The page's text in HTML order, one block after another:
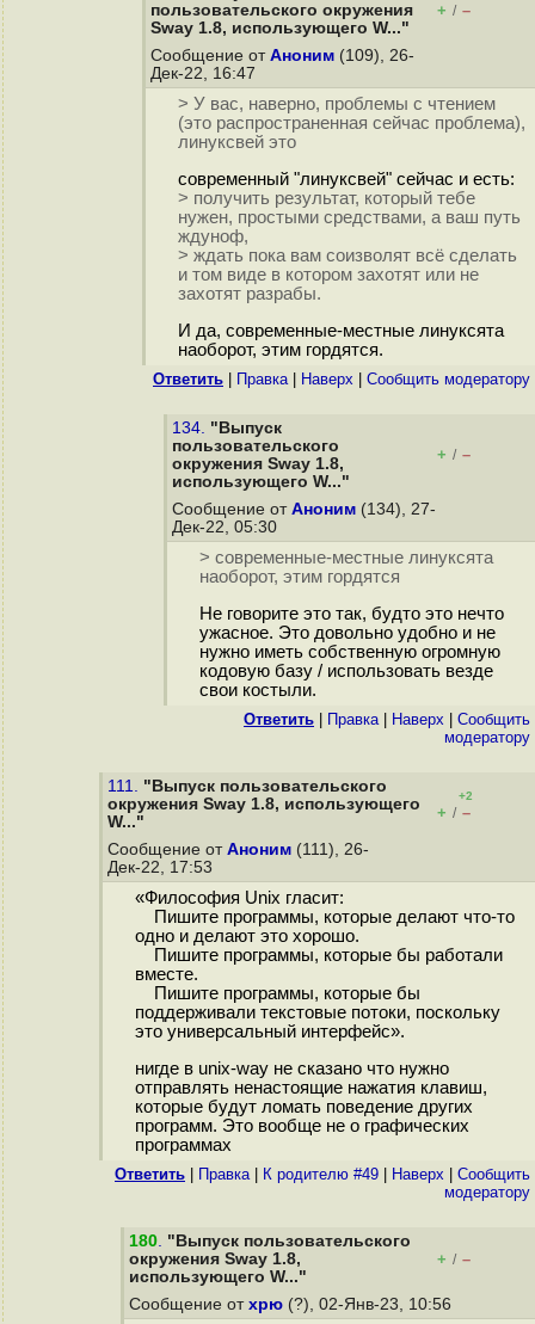
пользовательского окружения
Sway 1.8, использующего W..."
+ / –
Сообщение от Аноним (109), 26-
Дек-22, 16:47
> У вас, наверно, проблемы с чтением
(это распространенная сейчас проблема),
линуксвей это
современный "линуксвей" сейчас и есть:
> получить результат, который тебе
нужен, простыми средствами, а ваш путь
ждуноф,
> ждать пока вам соизволят всё сделать
и том виде в котором захотят или не
захотят разрабы.
И да, современные-местные линуксята
наоборот, этим гордятся.
Ответить Правка| Наверх Cообщить модератору
134. "Выпуск
пользовательского
окружения Sway 1.8,
использующего W..."
+ / –
Сообщение от Аноним (134), 27-
Дек-22, 05:30
> современные-местные линуксята
наоборот, этим гордятся
Не говорите это так, будто это нечто
ужасное. Это довольно удобно и не
нужно иметь собственную огромную
кодовую базу / использовать везде
свои костыли.
Ответить Правка| Наверх
Cообщить
модератору
111. "Выпуск пользовательского
окружения Sway 1.8, использующего
W..."
+2
+ / –
Сообщение от Аноним (111), 26-
Дек-22, 17:53
«Философия Unix гласит:
Пишите программы, которые делают что-то
одно и делают это хорошо.
Пишите программы, которые бы работали
вместе.
Пишите программы, которые бы
поддерживали текстовые потоки, поскольку
это универсальный интерфейс».
нигде в unix-way не сказано что нужно
отправлять ненастоящие нажатия клавиш,
которые будут ломать поведение других
программ. Это вообще не о графических
программах
Ответить Правка| К родителю #49 Наверх
Cообщить
модератору
180. "Выпуск пользовательского
окружения Sway 1.8,
использующего W..."
+ / –
Сообщение от хрю (?), 02-Янв-23, 10:56